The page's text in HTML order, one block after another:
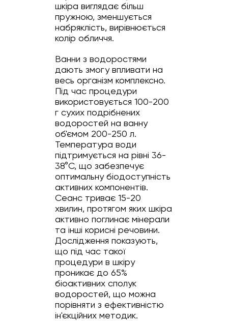
шкіра виглядає більш
пружною, зменшується
набряклість, вирівнюється
колір обличчя.
Ванни з водоростями
дають змогу впливати на
весь організм комплексно.
Під час процедури
використовується 100-200
г сухих подрібнених
водоростей на ванну
об'ємом 200-250 л.
Температура води
підтримується на рівні 36-
38°C, що забезпечує
оптимальну біодоступність
активних компонентів.
Сеанс триває 15-20
хвилин, протягом яких шкіра
активно поглинає мінерали
та інші корисні речовини.
Дослідження показують,
що під час такої
процедури в шкіру
проникає до 65%
біоактивних сполук
водоростей, що можна
порівняти з ефективністю
ін'єкційних методик.